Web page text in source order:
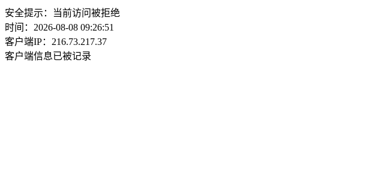
安全提示：当前访问被拒绝
时间：2026-08-08 09:26:51
客户端IP：216.73.217.37
客户端信息已被记录